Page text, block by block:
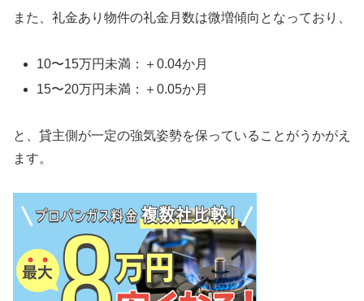
また、礼金あり物件の礼金月数は微増傾向となっており、
10〜15万円未満：＋0.04か月
15〜20万円未満：＋0.05か月
と、貸主側が一定の強気姿勢を保っていることがうかがえ
ます。